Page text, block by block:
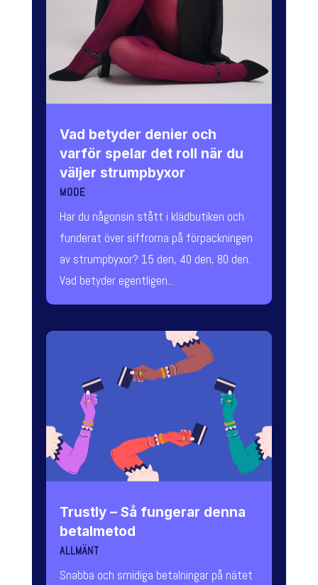
Vad betyder denier och
varför spelar det roll när du
väljer strumpbyxor
MODE
Har du någonsin stått i klädbutiken och
funderat över siffrorna på förpackningen
av strumpbyxor? 15 den, 40 den, 80 den.
Vad betyder egentligen...
Trustly – Så fungerar denna
betalmetod
ALLMÄNT
Snabba och smidiga betalningar på nätet